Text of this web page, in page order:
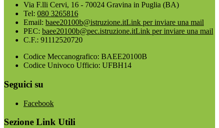
Via F.lli Cervi, 16 - 70024 Gravina in Puglia (BA)
Tel: 080 3265816
Email: baee20100b@istruzione.itLink per inviare una mail
PEC: baee20100b@pec.istruzione.itLink per inviare una mail
C.F.: 91112520720
Codice Meccanografico: BAEE20100B
Codice Univoco Ufficio: UFBH14
Seguici su
Facebook
Sezione Link Utili